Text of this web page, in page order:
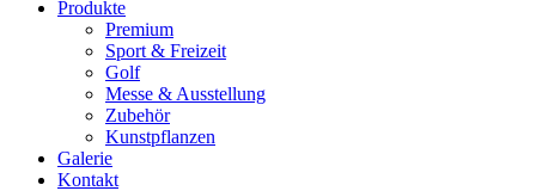
Produkte
Premium
Sport & Freizeit
Golf
Messe & Ausstellung
Zubehör
Kunstpflanzen
Galerie
Kontakt